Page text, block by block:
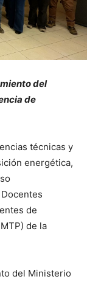
del
de
técnicas y
energética,
de
de la
del Ministerio